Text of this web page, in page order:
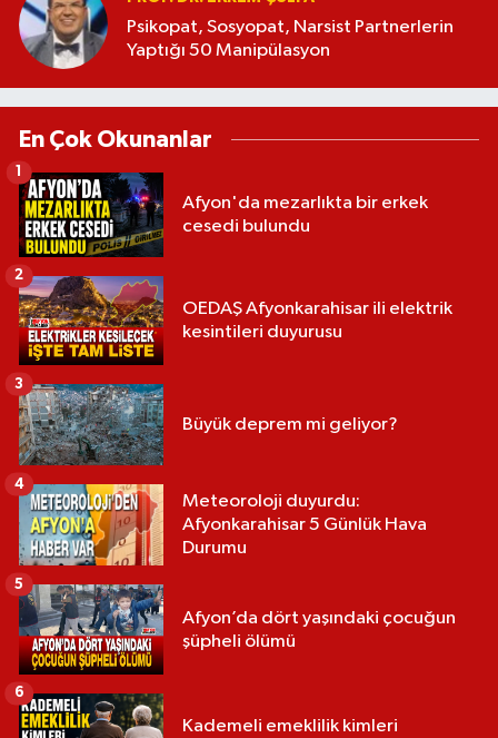
Psikopat, Sosyopat, Narsist Partnerlerin
Yaptığı 50 Manipülasyon
En Çok Okunanlar
Afyon'da mezarlıkta bir erkek
cesedi bulundu
1
OEDAŞ Afyonkarahisar ili elektrik
kesintileri duyurusu
2
Büyük deprem mi geliyor?
3
Meteoroloji duyurdu:
Afyonkarahisar 5 Günlük Hava
Durumu
4
Afyon’da dört yaşındaki çocuğun
şüpheli ölümü
5
Kademeli emeklilik kimleri
6